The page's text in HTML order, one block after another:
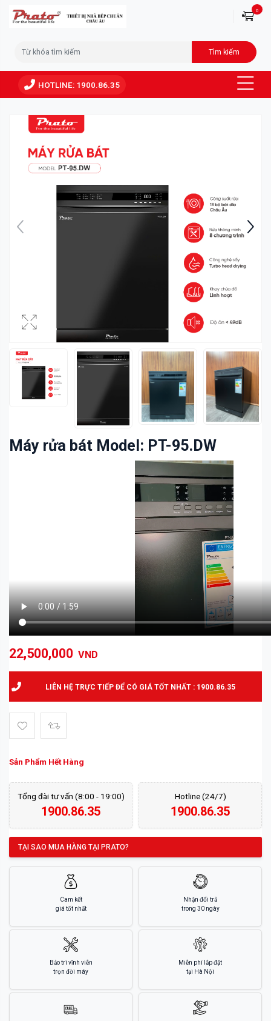
0
Tìm kiếm
HOTLINE: 1900.86.35
Máy rửa bát Model: PT-95.DW
22,500,000 VND
LIÊN HỆ TRỰC TIẾP ĐỂ CÓ GIÁ TỐT NHẤT : 1900.86.35
Sản Phẩm Hết Hàng
Tổng đài tư vấn (8:00 - 19:00)
1900.86.35
Hotline (24/7)
1900.86.35
TẠI SAO MUA HÀNG TẠI PRATO?
Cam kết
giá tốt nhất
Nhận đổi trả
trong 30 ngày
Bảo trì vĩnh viễn
trọn đời máy
Miễn phí lắp đặt
tại Hà Nội